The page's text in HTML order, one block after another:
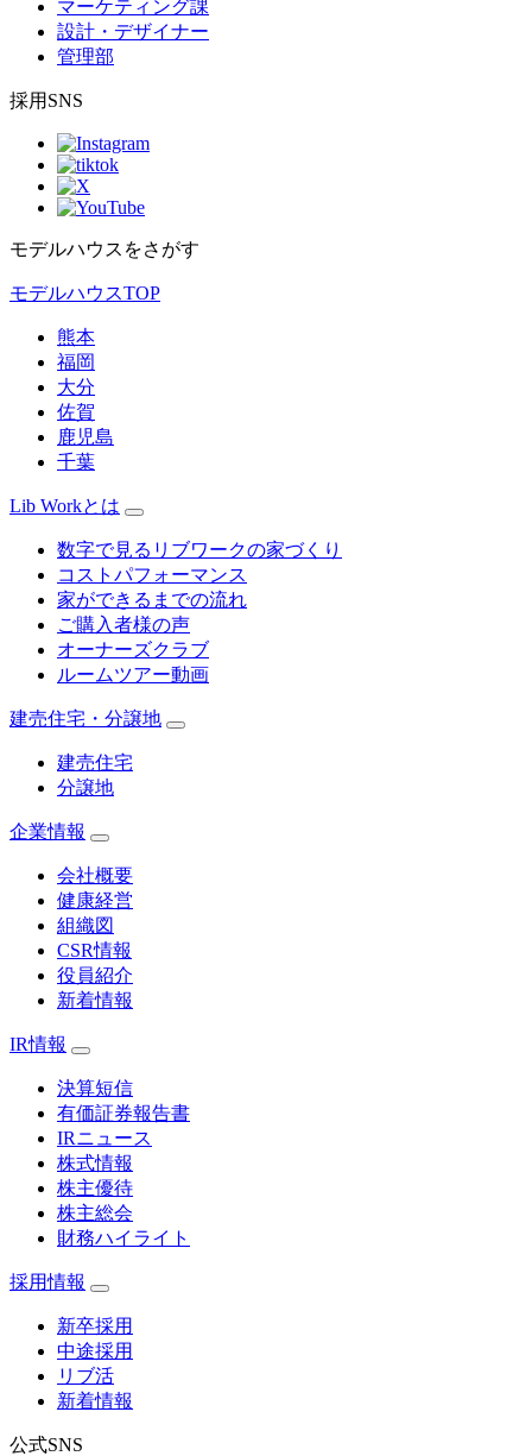
マーケティング課
設計・デザイナー
管理部
採用SNS
モデルハウスをさがす
モデルハウスTOP
熊本
福岡
大分
佐賀
鹿児島
千葉
Lib Workとは
数字で見るリブワークの家づくり
コストパフォーマンス
家ができるまでの流れ
ご購入者様の声
オーナーズクラブ
ルームツアー動画
建売住宅・分譲地
建売住宅
分譲地
企業情報
会社概要
健康経営
組織図
CSR情報
役員紹介
新着情報
IR情報
決算短信
有価証券報告書
IRニュース
株式情報
株主優待
株主総会
財務ハイライト
採用情報
新卒採用
中途採用
リブ活
新着情報
公式SNS